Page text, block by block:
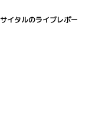
イタルのライブレポー